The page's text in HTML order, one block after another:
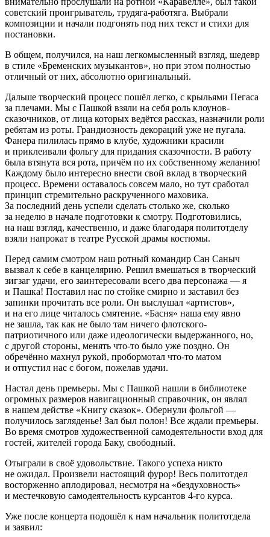
советский проигрыватель, трудяга-работяга. Выбрали
композиции и начали подгонять под них текст и стихи для
постановки.
В общем, получился, на наш легкомысленный взгляд, шедевр
в стиле «Бременских музыкантов», но при этом полностью
отличный от них, абсолютно оригинальный.
Дальше творческий процесс пошёл легко, с крыльями Пегаса
за плечами. Мы с Пашкой взяли на себя роль клоунов-
сказочников, от лица которых ведётся рассказ, назначили роли
ребятам из роты. Грандиозность декораций уже не пугала.
Фанера пилилась прямо в клубе, художники красили
и приклеивали фольгу для придания сказочности. В работу
была втянута вся рота, причём по их собственному желанию!
Каждому было интересно внести свой вклад в творческий
процесс. Времени оставалось совсем мало, но тут сработал
принцип стремительно раскрученного маховика.
За последний день успели сделать столько же, сколько
за неделю в начале подготовки к смотру. Подготовились,
на наш взгляд, качественно, и даже благодаря политотделу
взяли напрокат в театре Русской драмы костюмы.
Перед самим смотром наш ротный командир Сан Саныч
вызвал к себе в канцелярию. Решил вмешаться в творческий
зигзаг удачи, его заинтересовали всего два персонажа — я
и Пашка! Поставил нас по стойке смирно и заставил без
запинки прочитать все роли. Он выслушал «артистов»,
и на его лице читалось смятение. «Басня» наша ему явно
не зашла, так как не было там ничего флотского-
патриотичного или даже идеологически выдержанного, но,
с другой стороны, менять что-то было уже поздно. Он
обречённо махнул рукой, пробормотал что-то матом
и отпустил нас с богом, пожелав удачи.
Настал день премьеры. Мы с Пашкой нашли в библиотеке
огромных размеров навигационный справочник, он являл
в нашем действе «Книгу сказок». Обернули фольгой —
получилось загляденье! Зал был полон! Все ждали премьеры.
Во время смотров художественной самодеятельности вход для
гостей, жителей города Баку, свободный.
Отыграли в своё удовольствие. Такого успеха никто
не ожидал. Произвели настоящий фурор! Весь политотдел
восторженно аплодировал, несмотря на «бездуховность»
и местечковую самодеятельность курсантов 4-го курса.
Уже после концерта подошёл к нам начальник политотдела
и заявил: